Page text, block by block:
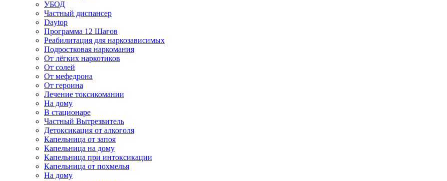
УБОД
Частный диспансер
Daytop
Программа 12 Шагов
Реабилитация для наркозависимых
Подростковая наркомания
От лёгких наркотиков
От солей
От мефедрона
От героина
Лечение токсикомании
На дому
В стационаре
Частный Вытрезвитель
Детоксикация от алкоголя
Капельница от запоя
Капельница на дому
Капельница при интоксикации
Капельница от похмелья
На дому